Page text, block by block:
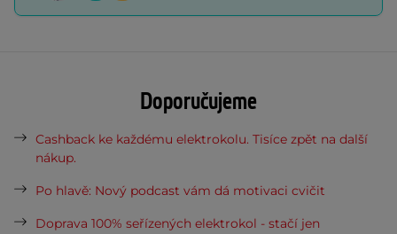
Doporučujeme
Cashback ke každému elektrokolu. Tisíce zpět na další
nákup.
Po hlavě: Nový podcast vám dá motivaci cvičit
Doprava 100% seřízených elektrokol - stačí jen